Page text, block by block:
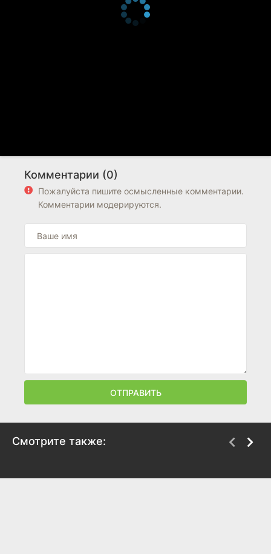
Комментарии (0)
Пожалуйста пишите осмысленные комментарии.
Комментарии модерируются.
ОТПРАВИТЬ
Смотрите также: